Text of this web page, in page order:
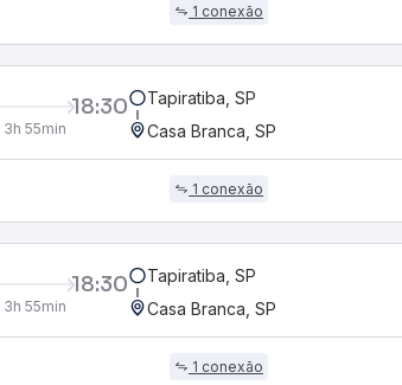
1 conexão
18:30
3h 55min
Tapiratiba, SP
Casa Branca, SP
1 conexão
18:30
3h 55min
Tapiratiba, SP
Casa Branca, SP
1 conexão